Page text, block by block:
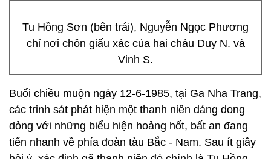
Tu Hồng Sơn (bên trái), Nguyễn Ngọc Phương
chỉ nơi chôn giấu xác của hai cháu Duy N. và
Vinh S.
Buổi chiều muộn ngày 12-6-1985, tại Ga Nha Trang,
các trinh sát phát hiện một thanh niên dáng dong
dỏng với những biểu hiện hoảng hốt, bất an đang
tiến nhanh về phía đoàn tàu Bắc - Nam. Sau ít giây